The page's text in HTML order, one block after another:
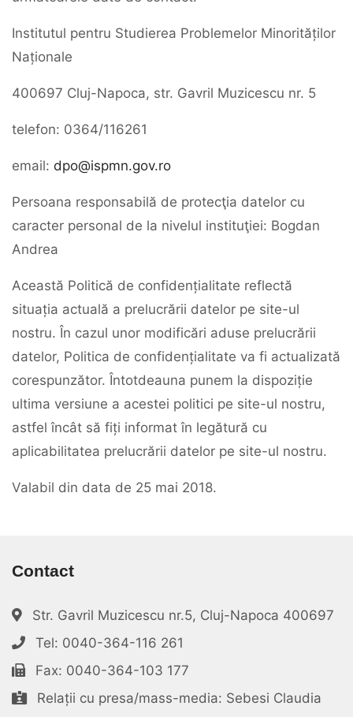
Institutul pentru Studierea Problemelor Minorităților
Naționale
400697 Cluj-Napoca, str. Gavril Muzicescu nr. 5
telefon: 0364/116261
email: dpo@ispmn.gov.ro
Persoana responsabilă de protecţia datelor cu
caracter personal de la nivelul instituţiei: Bogdan
Andrea
Această Politică de confidențialitate reflectă
situația actuală a prelucrării datelor pe site-ul
nostru. În cazul unor modificări aduse prelucrării
datelor, Politica de confidențialitate va fi actualizată
corespunzător. Întotdeauna punem la dispoziție
ultima versiune a acestei politici pe site-ul nostru,
astfel încât să fiți informat în legătură cu
aplicabilitatea prelucrării datelor pe site-ul nostru.
Valabil din data de 25 mai 2018.
Contact
Str. Gavril Muzicescu nr.5, Cluj-Napoca 400697
Tel: 0040-364-116 261
Fax: 0040-364-103 177
Relații cu presa/mass-media: Sebesi Claudia